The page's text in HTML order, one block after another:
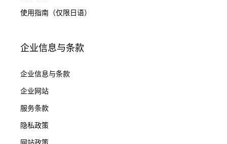
使用指南（仅限日语）
企业信息与条款
企业信息与条款
企业网站
服务条款
隐私政策
网站政策